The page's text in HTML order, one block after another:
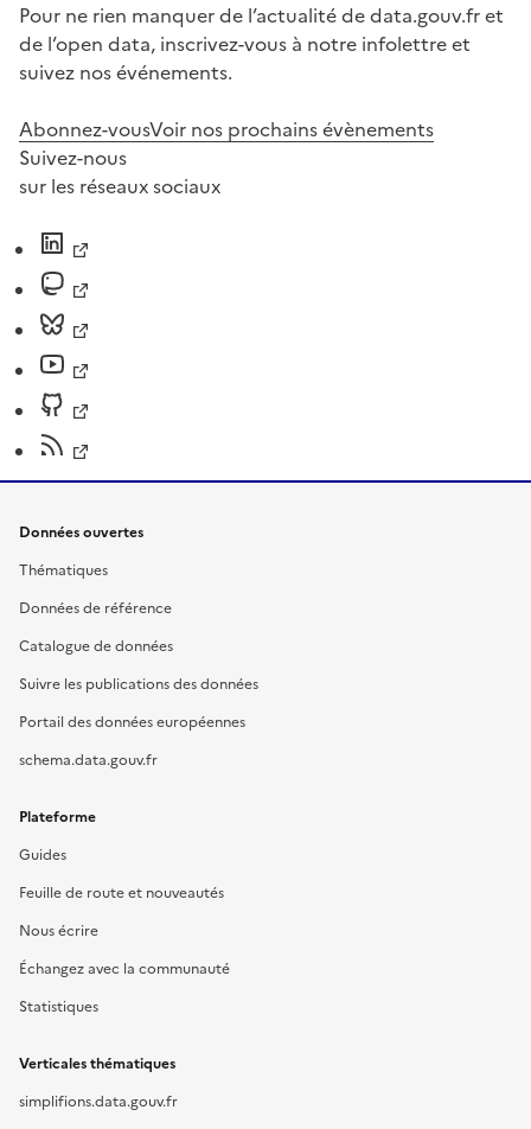
Pour ne rien manquer de l’actualité de data.gouv.fr et
de l’open data, inscrivez-vous à notre infolettre et
suivez nos événements.
Abonnez-vousVoir nos prochains évènements
Suivez-nous
sur les réseaux sociaux
Données ouvertes
Thématiques
Données de référence
Catalogue de données
Suivre les publications des données
Portail des données européennes
schema.data.gouv.fr
Plateforme
Guides
Feuille de route et nouveautés
Nous écrire
Échangez avec la communauté
Statistiques
Verticales thématiques
simplifions.data.gouv.fr